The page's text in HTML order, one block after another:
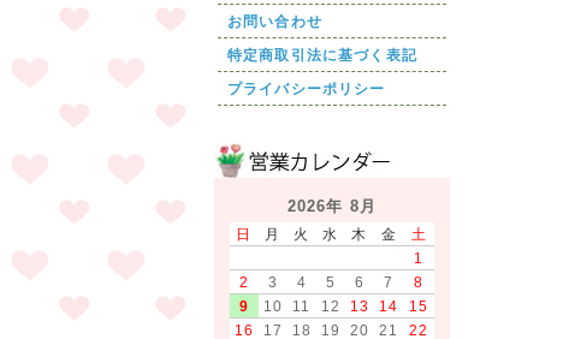
お問い合わせ
特定商取引法に基づく表記
プライバシーポリシー
2026年 8月
日 月 火 水 木 金
土
1
2
3 4 5 6 7
8
9
10 11 12 13 14
15
16
17 18 19 20 21
22